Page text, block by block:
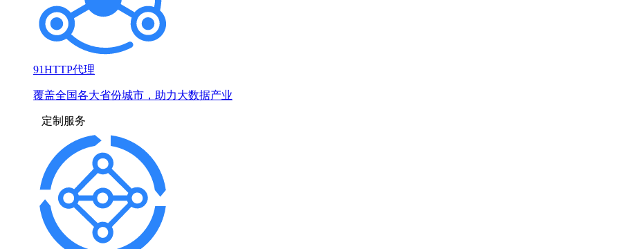
91HTTP代理
覆盖全国各大省份城市，助力大数据产业
定制服务